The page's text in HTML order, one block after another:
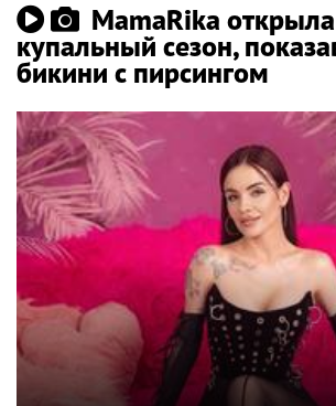
MamaRika открыла
купальный сезон,
бикини с пирсингом